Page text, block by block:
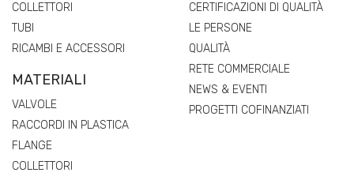
COLLETTORI
TUBI
RICAMBI E ACCESSORI
MATERIALI
VALVOLE
RACCORDI IN PLASTICA
FLANGE
COLLETTORI
CERTIFICAZIONI DI QUALITÀ
LE PERSONE
QUALITÀ
RETE COMMERCIALE
NEWS & EVENTI
PROGETTI COFINANZIATI